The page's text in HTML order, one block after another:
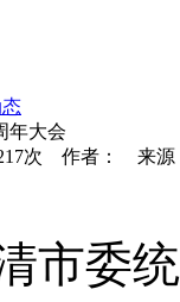
年大会
次 作者： 来源
委统